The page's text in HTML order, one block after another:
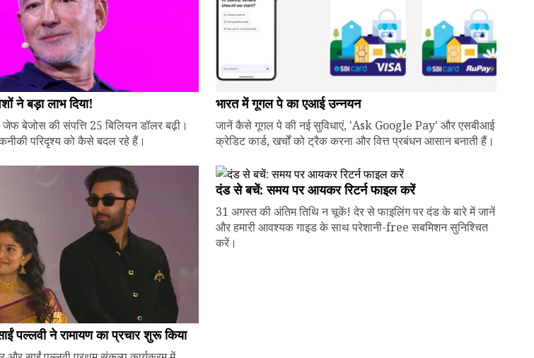
ने बड़ा लाभ दिया!
बेजोस की संपत्ति 25 बिलियन डॉलर बढ़ी।
परिदृश्य को कैसे बदल रहे हैं।
भारत में गूगल पे का एआई उन्नयन
जानें कैसे गूगल पे की नई सुविधाएं, 'Ask Google Pay' और एसबीआई
क्रेडिट कार्ड, खर्चों को ट्रैक करना और वित्त प्रबंधन आसान बनाती हैं।
पल्लवी ने रामायण का प्रचार शुरू किया
दंड से बचें: समय पर आयकर रिटर्न फाइल करें
31 अगस्त की अंतिम तिथि न चूकें! देर से फाइलिंग पर दंड के बारे में जानें
और हमारी आवश्यक गाइड के साथ परेशानी-free सबमिशन सुनिश्चित
करें।